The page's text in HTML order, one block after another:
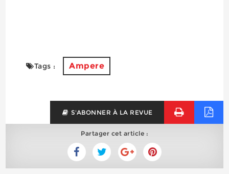
Tags : Ampere
S'ABONNER À LA REVUE
Partager cet article :